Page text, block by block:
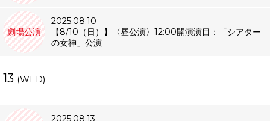
劇場公演
2025.08.10
【8/10（日）】〈昼公演〉12:00開演演目：「シアター
の女神」公演
13 (WED)
2025.08.13